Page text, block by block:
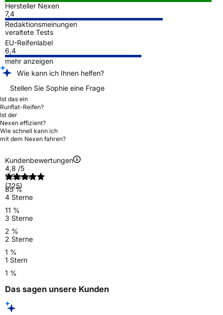
Hersteller Nexen
7,4
Redaktionsmeinungen
veraltete Tests
EU-Reifenlabel
6,4
mehr anzeigen
Wie kann ich Ihnen helfen?
Stellen Sie Sophie eine Frage
Ist das ein
Runflat-Reifen?
Ist der
Nexen effizient?
Wie schnell kann ich
mit dem Nexen fahren?
Kundenbewertungen
4,8 /5
(725)
5 Sterne
85 %
4 Sterne
11 %
3 Sterne
2 %
2 Sterne
1 %
1 Stern
1 %
Das sagen unsere Kunden